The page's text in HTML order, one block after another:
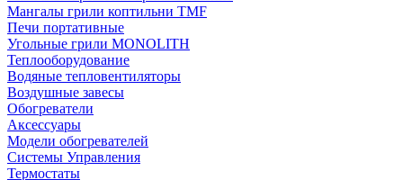
Мангалы грили коптильни TMF
Печи портативные
Угольные грили MONOLITH
Теплооборудование
Водяные тепловентиляторы
Воздушные завесы
Обогреватели
Аксессуары
Модели обогревателей
Системы Управления
Термостаты